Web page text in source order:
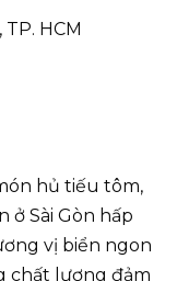
HCM
hủ tiếu tôm,
Sài Gòn hấp
vị biển ngon
chất lượng đảm